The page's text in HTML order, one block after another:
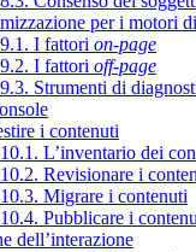
per i motori
I fattori on-page
I fattori off-page
Strumenti di
i contenuti
L’inventario dei
Revisionare i
Migrare i contenuti
Pubblicare i
dell’interazione